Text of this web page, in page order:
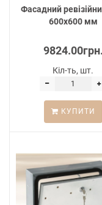
Фасадний
600х600 мм
9824.00грн.
Кіл-ть, шт.
КУПИТИ